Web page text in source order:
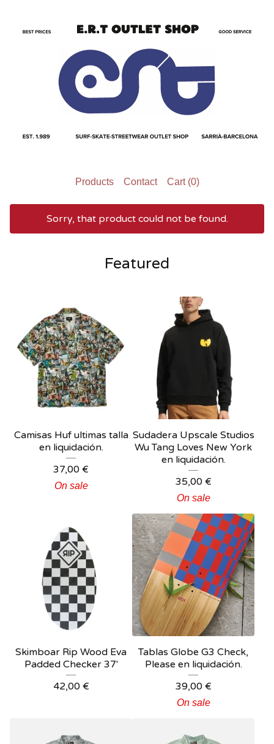
Products Contact Cart (0)
Sorry, that product could not be found.
Featured
Camisas Huf ultimas talla
en liquidación.
37,00 €
On sale
Sudadera Upscale Studios
Wu Tang Loves New York
en liquidación.
35,00 €
On sale
Skimboar Rip Wood Eva
Padded Checker 37'
42,00 €
Tablas Globe G3 Check,
Please en liquidación.
39,00 €
On sale